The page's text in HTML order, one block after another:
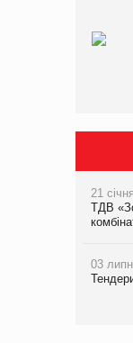
21
ТДВ
03